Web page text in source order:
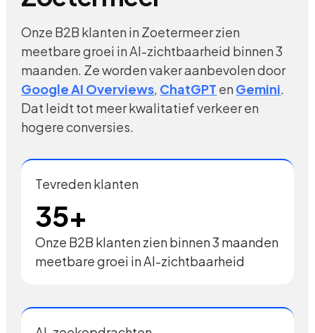
Onze B2B klanten in Zoetermeer zien
meetbare groei in AI-zichtbaarheid binnen 3
maanden. Ze worden vaker aanbevolen door
Google AI Overviews, ChatGPT en Gemini.
Dat leidt tot meer kwalitatief verkeer en
hogere conversies.
Tevreden klanten
35+
Onze B2B klanten zien binnen 3 maanden
meetbare groei in AI-zichtbaarheid